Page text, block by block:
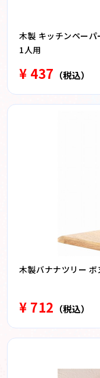
木製 キッチンペー
1人用
¥ 437 （税込）
木製バナナツリー ボ
¥ 712 （税込）